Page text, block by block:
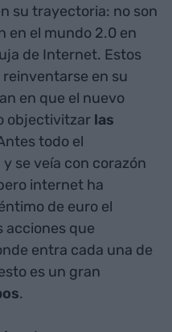
su trayectoria: no son
en el mundo 2.0 en
de Internet. Estos
en su
en que el nuevo
objectivitzar las
todo el
se veía con corazón
internet ha
de euro el
acciones que
entra cada una de
es un gran
.